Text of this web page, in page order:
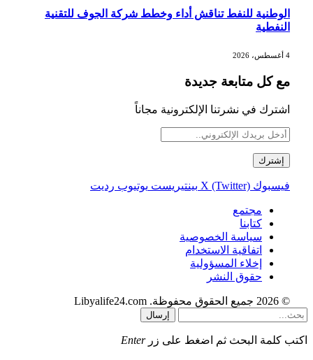
الوطنية للنفط تناقش أداء وخطط شركة الجوف للتقنية
النفطية
مع كل متابعة جديدة
اشترك في نشرتنا الإلكترونية مجاناً
فيسبوك X (Twitter) بينتيريست يوتيوب رديت
مجتمع
كتابنا
سياسة الخصوصية
اتفاقية الاستخدام
إخلاء المسؤولية
حقوق النشر
© 2026 جميع الحقوق محفوظة. Libyalife24.com
إرسال
اكتب كلمة البحث ثم اضغط على زر Enter